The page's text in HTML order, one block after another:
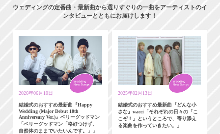
ウェディングの定番曲・最新曲から選りすぐりの一曲をアーティストのイ
ンタビューとともにお届けします！
2026年06月10日
結婚式のおすすめ最新曲『Happy
Wedding (Major Debut 10th
Anniversary Ver.)』ベリーグッドマン
「ベリーグッドマン「格好つけず、
自然体のままでいたいんです。」」
2025年02月13日
結婚式のおすすめ最新曲『どんな小
さな』wacci「それぞれの日々の「こ
こぞ！」というところで、寄り添え
る楽曲を作っていきたい。」